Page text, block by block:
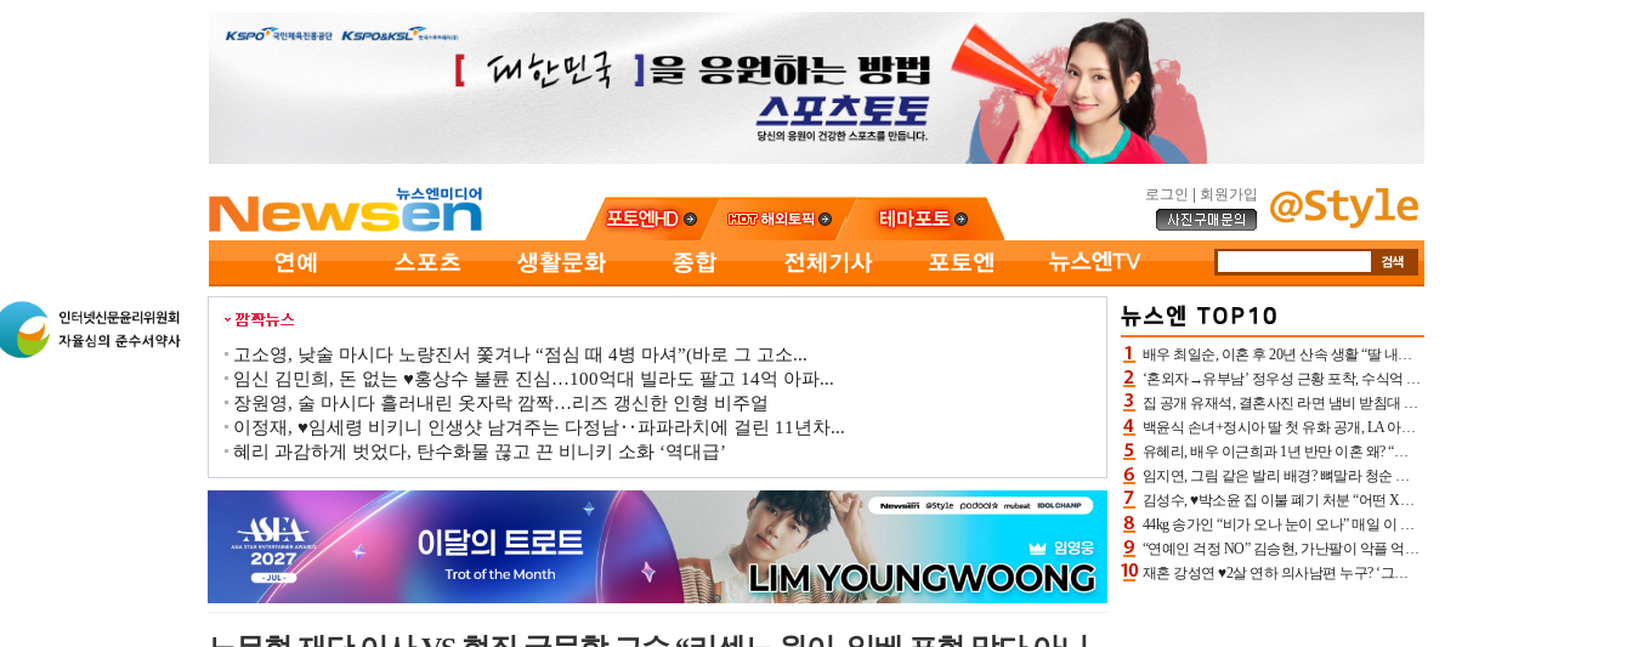
로그인 회원가입
고소영, 낮술 마시다 노량진서 쫓겨나 “점심 때 4병 마셔”(바로 그 고소...
임신 김민희, 돈 없는 ♥홍상수 불륜 진심…100억대 빌라도 팔고 14억 아파...
장원영, 술 마시다 흘러내린 옷자락 깜짝…리즈 갱신한 인형 비주얼
이정재, ♥임세령 비키니 인생샷 남겨주는 다정남‥파파라치에 걸린 11년차...
혜리 과감하게 벗었다, 탄수화물 끊고 끈 비니키 소화 ‘역대급’
배우 최일순, 이혼 후 20년 산속 생활 “딸 내가 버렸다고 원망‥맘 아파”(특종)[어제TV]
‘혼외자→유부남’ 정우성 근황 포착, 수식억 해킹 피해 후배 만났다 “존경하는”
집 공개 유재석, 결혼사진 라면 냄비 받침대 되고 분노‥가족사진도 피해(놀뭐)[어제TV]
백윤식 손녀+정시아 딸 첫 유화 공개, LA 아트쇼→서울국제조각페스타 작가다운 수준급 실력
유혜리, 배우 이근희과 1년 반만 이혼 왜? “식칼 꽂고 의자 던져” 충격 폭로(특종)[어제TV]
임지연, 그림 같은 발리 배경? 뼈말라 청순 비키니 핏에 상대 안 되네
김성수, ♥박소윤 집 이불 폐기 처분 “어떤 X이랑 썼을지 몰라” 질투(신랑수업2)[어제TV]
44kg 송가인 “비가 오나 눈이 오나” 매일 이 운동, 허벅지 근육량 상승+체지방 감소
“연예인 걱정 NO” 김승현, 가난팔이 악플 억울할만‥아내+딸과 日 여행
재혼 강성연 ♥2살 연하 의사남편 누구? ‘그알’ 자문의에 훈남 비주얼 초엘리트 스펙 [종합]